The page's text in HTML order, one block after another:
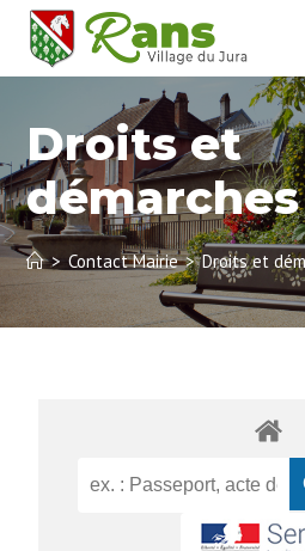
Droits et
démarches
> Contact Mairie > Droits et